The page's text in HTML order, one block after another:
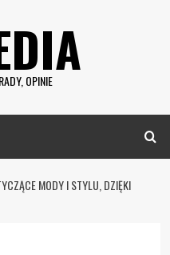
OPINIE
MODY I STYLU, DZIĘKI